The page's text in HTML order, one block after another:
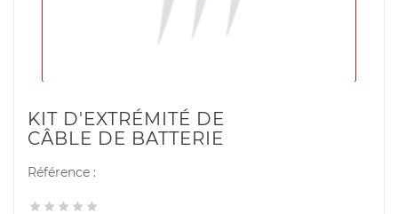
KIT D'EXTRÉMITÉ DE
CÂBLE DE BATTERIE
Référence :
    